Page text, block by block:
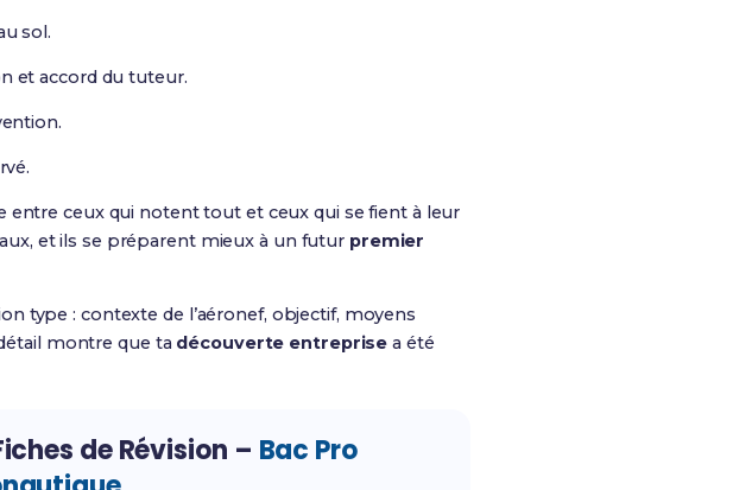
sol.
et accord du tuteur.
entre ceux qui notent tout et ceux qui se fient à leur
et ils se préparent mieux à un futur premier
type : contexte de l’aéronef, objectif, moyens
montre que ta découverte entreprise a été
de Révision – Bac Pro